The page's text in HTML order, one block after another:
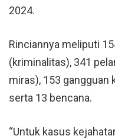
2024.
Rinciannya meliputi
(kriminalitas), 341
miras), 153 gangguan
serta 13 bencana.
“Untuk kasus